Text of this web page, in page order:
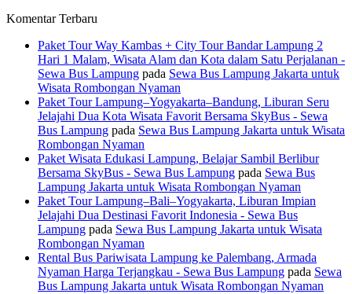
Komentar Terbaru
Paket Tour Way Kambas + City Tour Bandar Lampung 2
Hari 1 Malam, Wisata Alam dan Kota dalam Satu Perjalanan -
Sewa Bus Lampung pada Sewa Bus Lampung Jakarta untuk
Wisata Rombongan Nyaman
Paket Tour Lampung–Yogyakarta–Bandung, Liburan Seru
Jelajahi Dua Kota Wisata Favorit Bersama SkyBus - Sewa
Bus Lampung pada Sewa Bus Lampung Jakarta untuk Wisata
Rombongan Nyaman
Paket Wisata Edukasi Lampung, Belajar Sambil Berlibur
Bersama SkyBus - Sewa Bus Lampung pada Sewa Bus
Lampung Jakarta untuk Wisata Rombongan Nyaman
Paket Tour Lampung–Bali–Yogyakarta, Liburan Impian
Jelajahi Dua Destinasi Favorit Indonesia - Sewa Bus
Lampung pada Sewa Bus Lampung Jakarta untuk Wisata
Rombongan Nyaman
Rental Bus Pariwisata Lampung ke Palembang, Armada
Nyaman Harga Terjangkau - Sewa Bus Lampung pada Sewa
Bus Lampung Jakarta untuk Wisata Rombongan Nyaman